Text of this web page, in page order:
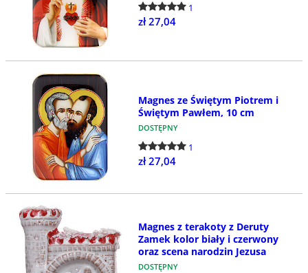
1
zł 27,04
Magnes ze Świętym Piotrem i
Świętym Pawłem, 10 cm
DOSTĘPNY
1
zł 27,04
Magnes z terakoty z Deruty
Zamek kolor biały i czerwony
oraz scena narodzin Jezusa
DOSTĘPNY